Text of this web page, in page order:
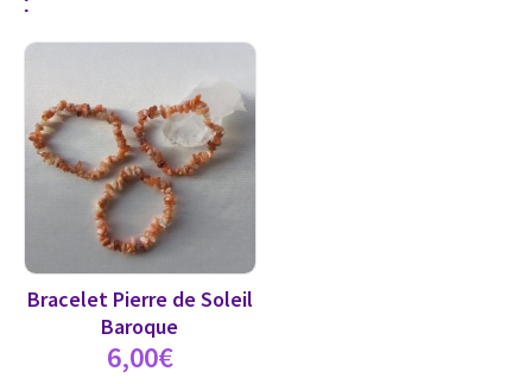
Bracelet Pierre de Soleil
Baroque
6,00€